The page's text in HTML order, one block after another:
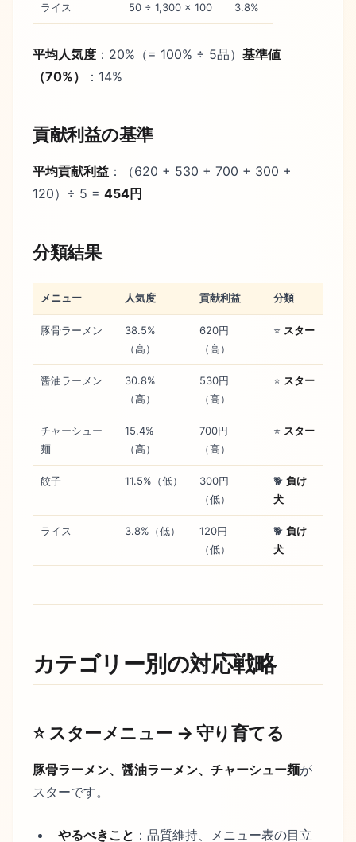
ライス 50 ÷ 1,300 × 100 3.8%
平均人気度 ：20%（= 100% ÷ 5品） 基準値
（70%）
：14%
貢献利益の基準
平均貢献利益 ：（620 + 530 + 700 + 300 +
120）÷ 5 = 454円
分類結果
メニュー 人気度 貢献利益 分類
豚骨ラーメン
38.5%
（高）
620円
（高）
⭐ スター
醤油ラーメン
30.8%
（高）
530円
（高）
⭐ スター
チャーシュー
麺
15.4%
（高）
700円
（高）
⭐ スター
餃子 11.5%（低）
300円
（低）
🐕 負け
犬
ライス 3.8%（低）
120円
（低）
🐕 負け
犬
カテゴリー別の対応戦略
⭐ スターメニュー → 守り育てる
豚骨ラーメン、醤油ラーメン、チャーシュー麺が
スターです。
やるべきこと ：品質維持、メニュー表の目立